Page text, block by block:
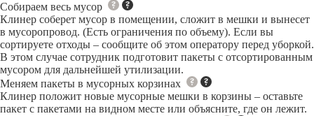
Собираем весь мусор
Клинер соберет мусор в помещении, сложит в мешки и вынесет
в мусоропровод. (Есть ограничения по объему). Если вы
сортируете отходы – сообщите об этом оператору перед уборкой.
В этом случае сотрудник подготовит пакеты с отсортированным
мусором для дальнейшей утилизации.
Меняем пакеты в мусорных корзинах
Клинер положит новые мусорные мешки в корзины – оставьте
пакет с пакетами на видном месте или объясните, где он лежит.